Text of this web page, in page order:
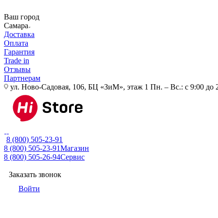
Ваш город
Самара
Доставка
Оплата
Гарантия
Trade in
Отзывы
Партнерам
ул. Ново-Садовая, 106, БЦ «ЗиМ», этаж 1 Пн. – Вс.: с 9:00 до
8 (800) 505-23-91
8 (800) 505-23-91Магазин
8 (800) 505-26-94Сервис
Заказать звонок
Войти